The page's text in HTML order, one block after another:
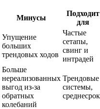
Минусы
Подходит
для
Упущение
больших
трендовых ходов
Частые
сетапы,
свинг и
интрадей
Больше
нереализованных
выгод из‑за
обратных
колебаний
Трендовые
системы,
среднесрок